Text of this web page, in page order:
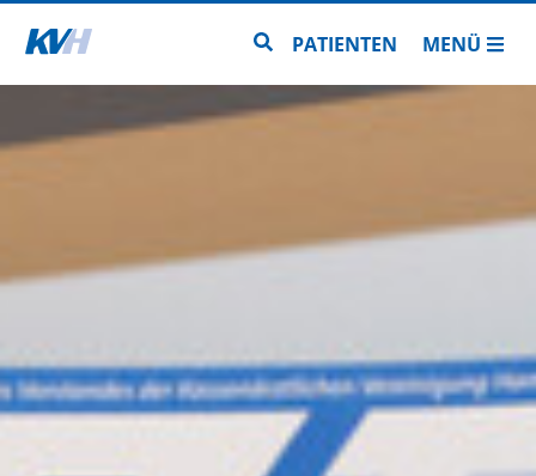
Zur Startseite Zur Seitensuche
PATIENTEN MENÜ